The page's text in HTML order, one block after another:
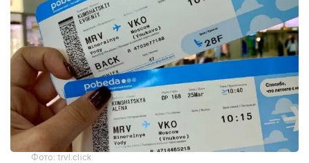
Фото: trvl.click